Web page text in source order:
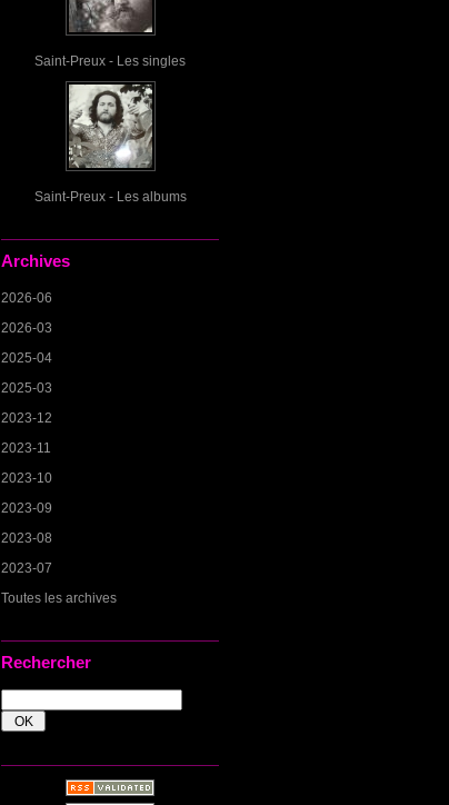
Saint-Preux - Les singles
Saint-Preux - Les albums
Archives
2026-06
2026-03
2025-04
2025-03
2023-12
2023-11
2023-10
2023-09
2023-08
2023-07
Toutes les archives
Rechercher